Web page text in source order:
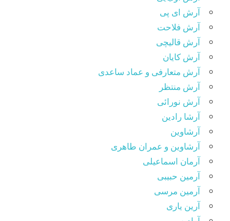
آرش ای پی
آرش فلاحت
آرش قالیچی
آرش کایان
آرش متعارفی و عماد ساعدی
آرش منتظر
آرش نورائی
آرشا رادین
آرشاوین
آرشاوین و عمران طاهری
آرمان اسماعیلی
آرمین حبیبی
آرمین مرسی
آرین یاری